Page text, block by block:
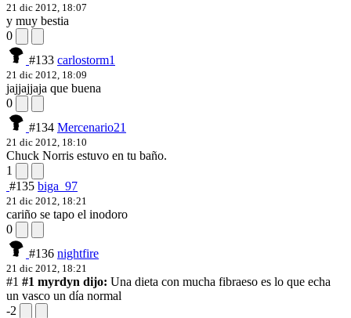
21 dic 2012, 18:07
y muy bestia
0
#133 carlostorm1
21 dic 2012, 18:09
jajjajjaja que buena
0
#134 Mercenario21
21 dic 2012, 18:10
Chuck Norris estuvo en tu baño.
1
#135 biga_97
21 dic 2012, 18:21
cariño se tapo el inodoro
0
#136 nightfire
21 dic 2012, 18:21
#1 #1 myrdyn dijo: Una dieta con mucha fibraeso es lo que echa
un vasco un día normal
-2